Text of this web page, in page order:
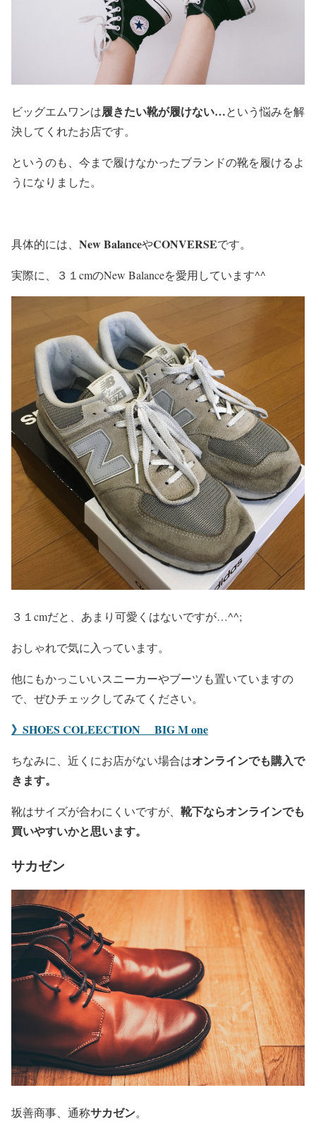
ビッグエムワンは履きたい靴が履けない…という悩みを解
決してくれたお店です。
というのも、今まで履けなかったブランドの靴を履けるよ
うになりました。
具体的には、 New BalanceやCONVERSEです。
実際に、３１cmのNew Balanceを愛用しています^^
３１cmだと、あまり可愛くはないですが…^^;
おしゃれで気に入っています。
他にもかっこいいスニーカーやブーツも置いていますの
で、ぜひチェックしてみてください。
》SHOES COLEECTION BIG M one
ちなみに、近くにお店がない場合はオンラインでも購入で
きます。
靴はサイズが合わにくいですが、 靴下ならオンラインでも
買いやすいかと思います。
サカゼン
坂善商事、通称サカゼン。